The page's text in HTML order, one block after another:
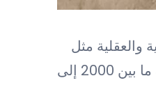
مثل
الاكتئاب والقلق. ومن الجدير بالذكر أن ثمن هذا الجهاز غالي نسبياً، حيث يتراوح سعره ما بين 2000 إلى